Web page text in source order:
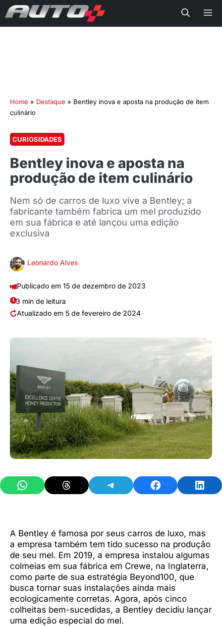
Home » Destaque » Bentley inova e aposta na produção de item
culinário
CURIOSIDADES
Bentley inova e aposta na
produção de item culinário
Nem só de carros de luxo vive a Bentley; a
fabricante também fabrica um mel produzido
em sua fábrica e até lançou uma edição
exclusiva
Leonardo Alves
15 de dezembro de 2023
3 min de leitura
5 de fevereiro de 2024
Share on WhatsAppShare on ThreadsShare on TelegramShare on Facebook
A Bentley é famosa por seus carros de luxo, mas
a empresa também tem tido sucesso na produção
de seu mel. Em 2019, a empresa instalou algumas
colmeias em sua fábrica em Crewe, na Inglaterra,
como parte de sua estratégia Beyond100, que
busca tornar suas instalações ainda mais
ecologicamente corretas. Agora, após cinco
colheitas bem-sucedidas, a Bentley decidiu lançar
uma edição especial do mel.